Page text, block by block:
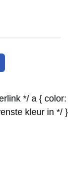
*/ a { color:
kleur in */ }